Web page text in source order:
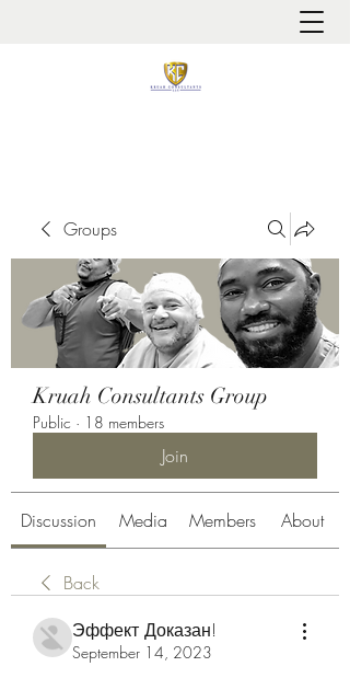
Groups
Kruah Consultants Group
Public · 18 members
Join
Discussion Media Members About
Back
Эффект Доказан!
September 14, 2023